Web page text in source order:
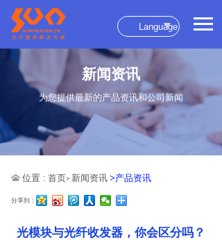
Language
新闻资讯
为您提供最新的产品资讯和公司新闻
位置 : 首页> 新闻资讯 >产品资讯
分享到：
光模块与光纤收发器，你会区分吗？